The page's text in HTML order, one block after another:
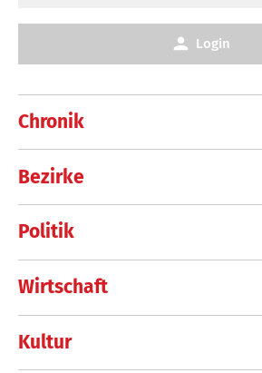
Chronik
Bezirke
Politik
Wirtschaft
Kultur
Login